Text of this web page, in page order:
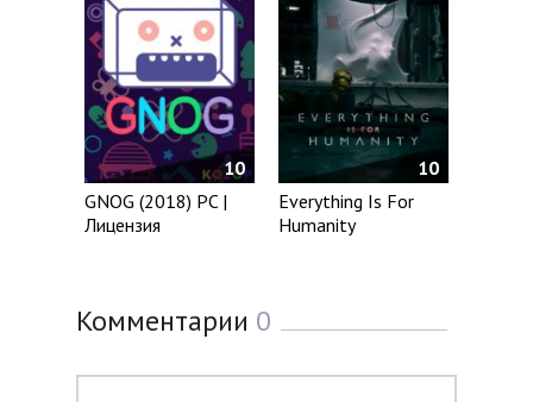
10
GNOG (2018) PC |
Лицензия
10
Everything Is For
Humanity
Комментарии 0